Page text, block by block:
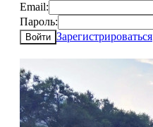
Email:
Пароль:
Войти Зарегистрироваться